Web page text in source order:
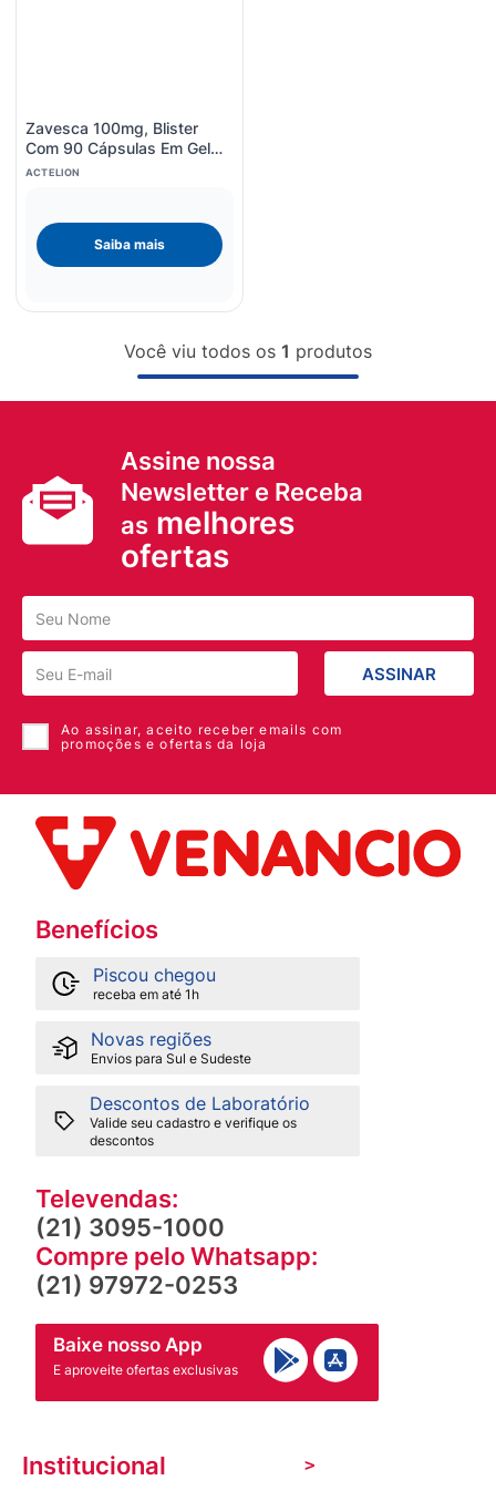
Zavesca 100mg, Blister
Com 90 Cápsulas Em Gel
Dura
ACTELION
Saiba mais
Você viu todos os 1 produtos
Assine nossa
Newsletter e Receba
as melhores
ofertas
ASSINAR
Ao assinar, aceito receber emails com
promoções e ofertas da loja
Benefícios
Piscou chegou
receba em até 1h
Novas regiões
Envios para Sul e Sudeste
Descontos de Laboratório
Valide seu cadastro e verifique os
descontos
Televendas:
(21) 3095-1000
Compre pelo Whatsapp:
(21) 97972-0253
Baixe nosso App
E aproveite ofertas exclusivas
Institucional